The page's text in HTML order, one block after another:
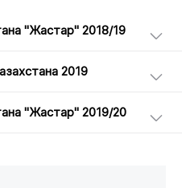
"Жастар" 2018/19
2019
"Жастар" 2019/20